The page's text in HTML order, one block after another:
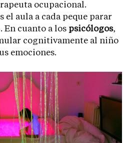
ocupacional.
el aula a cada peque parar
En cuanto a los psicólogos,
cognitivamente al niño
emociones.